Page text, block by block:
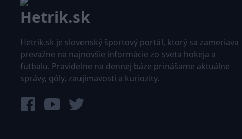
Hetrik.sk je slovenský športový portál, ktorý sa zameriava
prevažne na najnovšie informácie zo sveta hokeja a
futbalu. Pravidelne na dennej báze prinášame aktuálne
správy, góly, zaujímavosti a kuriozity.